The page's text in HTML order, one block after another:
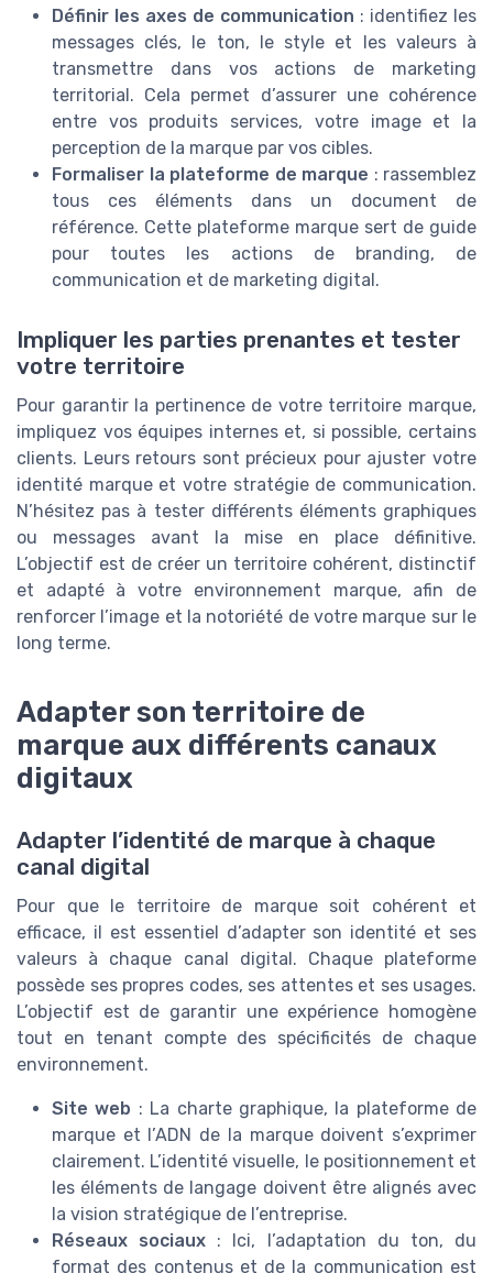
Définir les axes de communication : identifiez les
messages clés, le ton, le style et les valeurs à
transmettre dans vos actions de marketing
territorial. Cela permet d’assurer une cohérence
entre vos produits services, votre image et la
perception de la marque par vos cibles.
Formaliser la plateforme de marque : rassemblez
tous ces éléments dans un document de
référence. Cette plateforme marque sert de guide
pour toutes les actions de branding, de
communication et de marketing digital.
Impliquer les parties prenantes et tester
votre territoire
Pour garantir la pertinence de votre territoire marque,
impliquez vos équipes internes et, si possible, certains
clients. Leurs retours sont précieux pour ajuster votre
identité marque et votre stratégie de communication.
N’hésitez pas à tester différents éléments graphiques
ou messages avant la mise en place définitive.
L’objectif est de créer un territoire cohérent, distinctif
et adapté à votre environnement marque, afin de
renforcer l’image et la notoriété de votre marque sur le
long terme.
Adapter son territoire de
marque aux différents canaux
digitaux
Adapter l’identité de marque à chaque
canal digital
Pour que le territoire de marque soit cohérent et
efficace, il est essentiel d’adapter son identité et ses
valeurs à chaque canal digital. Chaque plateforme
possède ses propres codes, ses attentes et ses usages.
L’objectif est de garantir une expérience homogène
tout en tenant compte des spécificités de chaque
environnement.
Site web : La charte graphique, la plateforme de
marque et l’ADN de la marque doivent s’exprimer
clairement. L’identité visuelle, le positionnement et
les éléments de langage doivent être alignés avec
la vision stratégique de l’entreprise.
Réseaux sociaux : Ici, l’adaptation du ton, du
format des contenus et de la communication est